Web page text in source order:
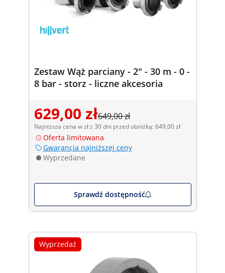
Zestaw Wąż parciany - 2" - 30 m - 0 -
8 bar - storz - liczne akcesoria
629,00 zł649,00 zł
Najniższa cena w zł z 30 dni przed obniżką: 649,00 zł
Oferta limitowana
Gwarancja najniższej ceny
Wyprzedane
Sprawdź dostępność
Wyprzedaż